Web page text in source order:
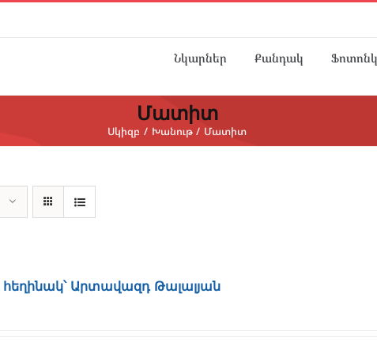
Նկարներ Քանդակ
Մատիտ
Սկիզբ Խանութ Մատիտ
Արտավազդ Թալալյան